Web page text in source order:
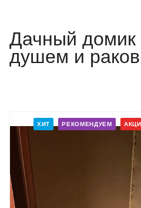
Дачный домик
душем и
ХИТ РЕКОМЕНДУЕМ